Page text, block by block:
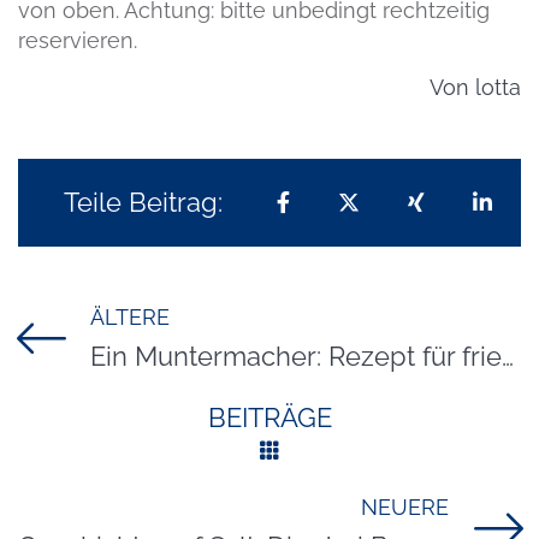
von oben. Achtung: bitte unbedingt rechtzeitig
reservieren.
Von lotta
Teile Beitrag: Teilen auf Facebook
Teilen auf X
Teilen auf
ÄLTERE
Titel für Beitrag
Ein Muntermacher: Rezept für friesischen Teelikör
BEITRÄGE
NEUERE